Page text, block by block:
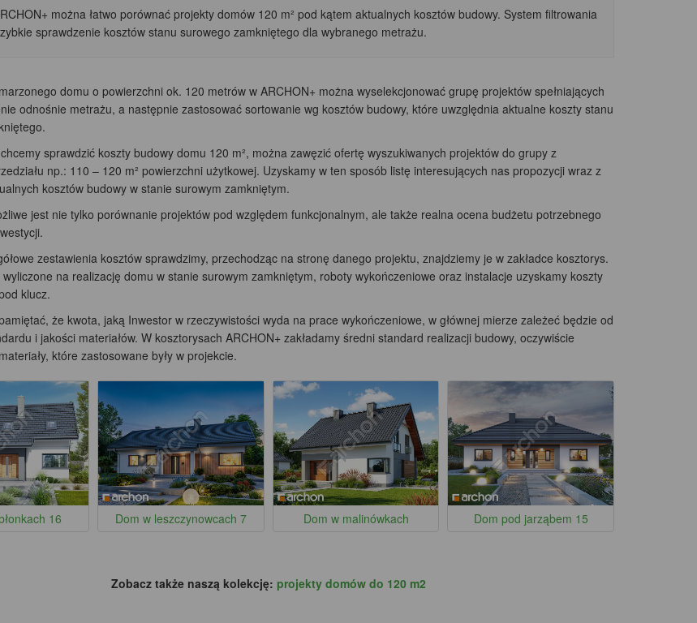
można łatwo porównać projekty domów 120 m² pod kątem aktualnych kosztów budowy. System filtrowania
sprawdzenie kosztów stanu surowego zamkniętego dla wybranego metrażu.
domu o powierzchni ok. 120 metrów w ARCHON+ można wyselekcjonować grupę projektów spełniających
odnośnie metrażu, a następnie zastosować sortowanie wg kosztów budowy, które uwzględnia aktualne koszty stanu
sprawdzić koszty budowy domu 120 m², można zawęzić ofertę wyszukiwanych projektów do grupy z
np.: 110 – 120 m² powierzchni użytkowej. Uzyskamy w ten sposób listę interesujących nas propozycji wraz z
kosztów budowy w stanie surowym zamkniętym.
jest nie tylko porównanie projektów pod względem funkcjonalnym, ale także realna ocena budżetu potrzebnego
zestawienia kosztów sprawdzimy, przechodząc na stronę danego projektu, znajdziemy je w zakładce kosztorys.
na realizację domu w stanie surowym zamkniętym, roboty wykończeniowe oraz instalacje uzyskamy koszty
klucz.
że kwota, jaką Inwestor w rzeczywistości wyda na prace wykończeniowe, w głównej mierze zależeć będzie od
i jakości materiałów. W kosztorysach ARCHON+ zakładamy średni standard realizacji budowy, oczywiście
które zastosowane były w projekcie.
16 Dom w leszczynowcach 7 Dom w malinówkach Dom pod jarząbem 15
Zobacz także naszą kolekcję: projekty domów do 120 m2